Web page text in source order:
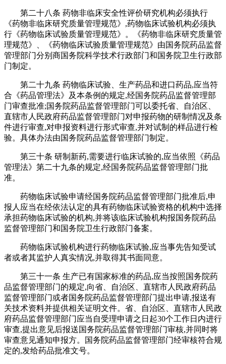
第二十八条 药物非临床安全性评价研究机构必须执行
《药物非临床研究质量管理规范》,药物临床试验机构必须执
行《药物临床试验质量管理规范》。《药物非临床研究质量管
理规范》、《药物临床试验质量管理规范》由国务院药品监督
管理部门分别商国务院科学技术行政部门和国务院卫生行政部
门制定。
第二十九条 药物临床试验、生产药品和进口药品,应当符
合《药品管理法》及本条例的规定,经国务院药品监督管理部
门审查批准;国务院药品监督管理部门可以委托省、自治区、
直辖市人民政府药品监督管理部门对申报药物的研制情况及条
件进行审查,对申报资料进行形式审查,并对试制的样品进行检
验。具体办法由国务院药品监督管理部门制定。
第三十条 研制新药,需要进行临床试验的,应当依照《药品
管理法》第二十九条的规定,经国务院药品监督管理部门批
准。
药物临床试验申请经国务院药品监督管理部门批准后,申
报人应当在经依法认定的具有药物临床试验资格的机构中选择
承担药物临床试验的机构,并将该临床试验机构报国务院药品
监督管理部门和国务院卫生行政部门备案。
药物临床试验机构进行药物临床试验,应当事先告知受试
者或者其监护人真实情况,并取得其书面同意。
第三十一条 生产已有国家标准的药品,应当按照国务院药
品监督管理部门的规定,向省、自治区、直辖市人民政府药品
监督管理部门或者国务院药品监督管理部门提出申请,报送有
关技术资料并提供相关证明文件。省、自治区、直辖市人民政
府药品监督管理部门应当自受理申请之日起30个工作日内进行
审查,提出意见后报送国务院药品监督管理部门审核,并同时将
审查意见通知申报方。国务院药品监督管理部门经审核符合规
定的,发给药品批准文号。